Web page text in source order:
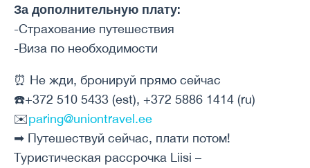
За дополнительную плату:
-Страхование путешествия
-Виза по необходимости
⏰ Не жди, бронируй прямо сейчас
☎️+372 510 5433 (est), +372 5886 1414 (ru)
✉️paring@uniontravel.ee
➡ Путешествуй сейчас, плати потом!
Туристическая рассрочка Liisi –